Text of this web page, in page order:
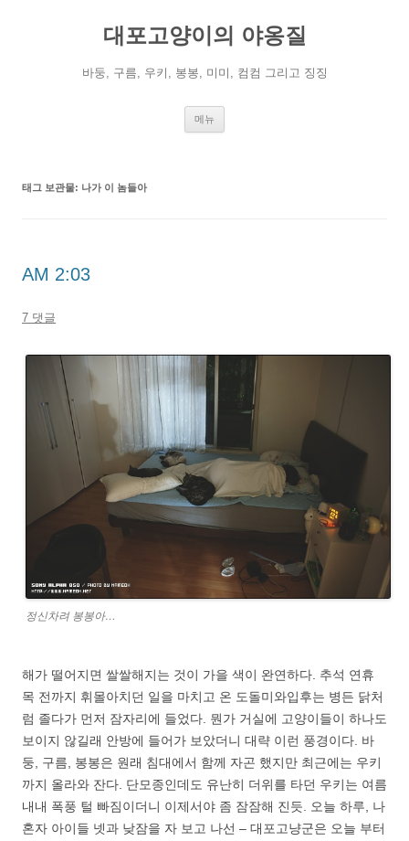
대포고양이의 야옹질
바둥, 구름, 우키, 봉봉, 미미, 컴컴 그리고 징징
메뉴
태그 보관물: 나가 이 놈들아
AM 2:03
7 댓글
정신차려 봉봉아…
해가 떨어지면 쌀쌀해지는 것이 가을 색이 완연하다. 추석 연휴
목 전까지 휘몰아치던 일을 마치고 온 도돌미와입후는 병든 닭처
럼 졸다가 먼저 잠자리에 들었다. 뭔가 거실에 고양이들이 하나도
보이지 않길래 안방에 들어가 보았더니 대략 이런 풍경이다. 바
둥, 구름, 봉봉은 원래 침대에서 함께 자곤 했지만 최근에는 우키
까지 올라와 잔다. 단모종인데도 유난히 더위를 타던 우키는 여름
내내 폭풍 털 빠짐이더니 이제서야 좀 잠잠해 진듯. 오늘 하루, 나
혼자 아이들 넷과 낮잠을 자 보고 나선 – 대포고냥군은 오늘 부터